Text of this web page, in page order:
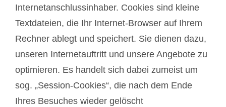
Internetanschlussinhaber. Cookies sind kleine
Textdateien, die Ihr Internet-Browser auf Ihrem
Rechner ablegt und speichert. Sie dienen dazu,
unseren Internetauftritt und unsere Angebote zu
optimieren. Es handelt sich dabei zumeist um
sog. „Session-Cookies“, die nach dem Ende
Ihres Besuches wieder gelöscht